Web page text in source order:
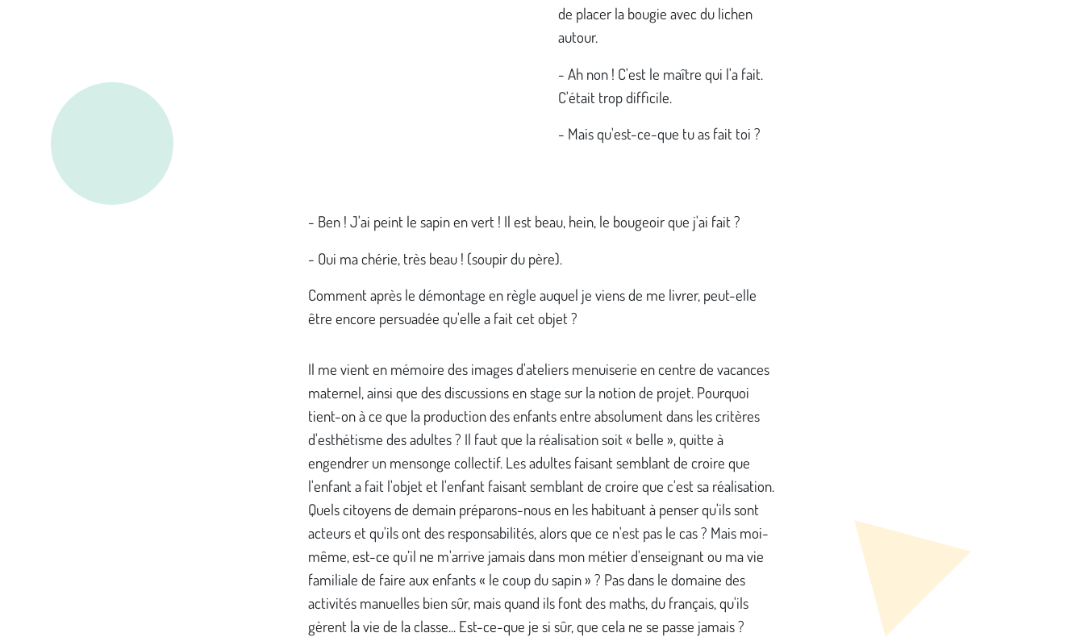
de placer la bougie avec du lichen
autour.
- Ah non ! C'est le maître qui l'a fait.
C'était trop difficile.
- Mais qu'est-ce-que tu as fait toi ?
- Ben ! J'ai peint le sapin en vert ! Il est beau, hein, le bougeoir que j'ai fait ?
- Oui ma chérie, très beau ! (soupir du père).
Comment après le démontage en règle auquel je viens de me livrer, peut-elle
être encore persuadée qu'elle a fait cet objet ?
Il me vient en mémoire des images d'ateliers menuiserie en centre de vacances
maternel, ainsi que des discussions en stage sur la notion de projet. Pourquoi
tient-on à ce que la production des enfants entre absolument dans les critères
d'esthétisme des adultes ? Il faut que la réalisation soit « belle », quitte à
engendrer un mensonge collectif. Les adultes faisant semblant de croire que
l'enfant a fait l'objet et l'enfant faisant semblant de croire que c'est sa réalisation.
Quels citoyens de demain préparons-nous en les habituant à penser qu'ils sont
acteurs et qu'ils ont des responsabilités, alors que ce n'est pas le cas ? Mais moi-
même, est-ce qu’il ne m'arrive jamais dans mon métier d'enseignant ou ma vie
familiale de faire aux enfants « le coup du sapin » ? Pas dans le domaine des
activités manuelles bien sûr, mais quand ils font des maths, du français, qu'ils
gèrent la vie de la classe... Est-ce-que je si sûr, que cela ne se passe jamais ?